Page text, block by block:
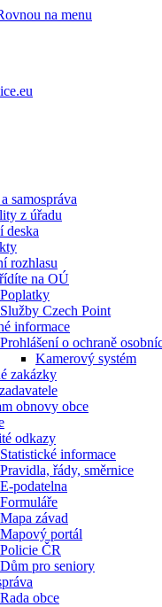
na menu
samospráva
z úřadu
deska
rozhlasu
na OÚ
Poplatky
Služby Czech Point
informace
Prohlášení o ochraně
Kamerový systém
zakázky
obnovy obce
odkazy
Statistické informace
Pravidla, řády, směrnice
E-podatelna
Formuláře
Mapa závad
Mapový portál
Policie ČR
Dům pro seniory
Rada obce